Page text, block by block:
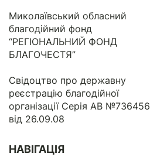
Миколаївський обласний
благодійний фонд
“РЕГІОНАЛЬНИЙ ФОНД
БЛАГОЧЕСТЯ”
Свідоцтво про державну
реєстрацію благодійної
організації Серія АВ №736456
від 26.09.08
НАВІГАЦІЯ